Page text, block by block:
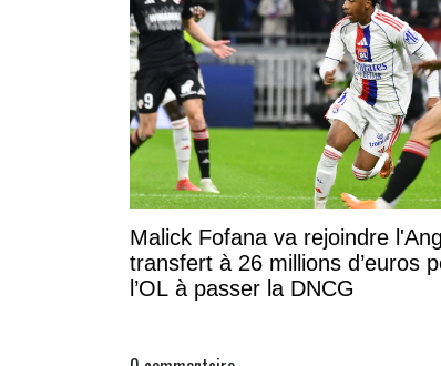
Malick Fofana va rejoindre
transfert à 26 millions d’euros
l’OL à passer la DNCG